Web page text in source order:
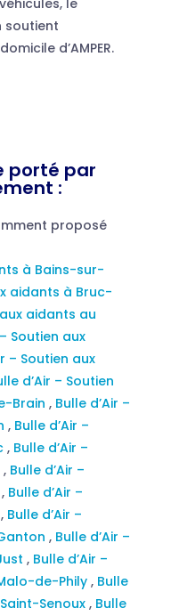
soutient
d’AMPER.
porté par
:
proposé
à Bains-sur-
aidants à Bruc-
aidants au
Soutien aux
– Soutien aux
d’Air – Soutien
Brain , Bulle d’Air –
, Bulle d’Air –
, Bulle d’Air –
, Bulle d’Air –
, Bulle d’Air –
, Bulle d’Air –
, Bulle d’Air –
, Bulle d’Air –
de-Phily , Bulle
Senoux , Bulle